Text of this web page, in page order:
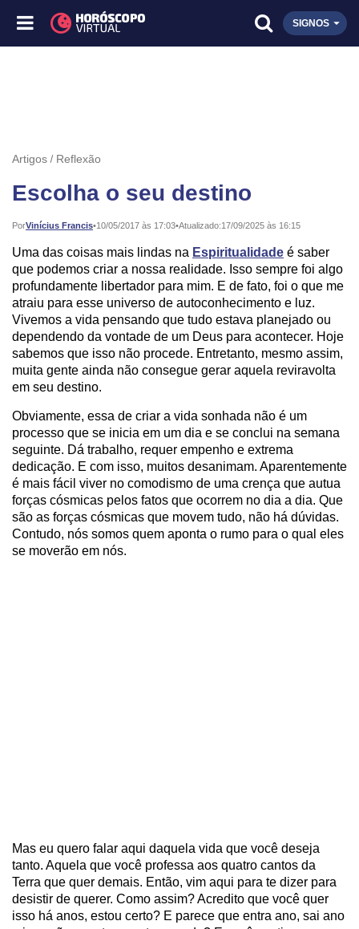
SIGNOS
Artigos Reflexão
Escolha o seu destino
PorVinícius Francis•
Publicado: 10/05/2017 às 17:03•Atualizado:17/09/2025 às 16:15
Uma das coisas mais lindas na Espiritualidade é saber
que podemos criar a nossa realidade. Isso sempre foi algo
profundamente libertador para mim. E de fato, foi o que me
atraiu para esse universo de autoconhecimento e luz.
Vivemos a vida pensando que tudo estava planejado ou
dependendo da vontade de um Deus para acontecer. Hoje
sabemos que isso não procede. Entretanto, mesmo assim,
muita gente ainda não consegue gerar aquela reviravolta
em seu destino.
Obviamente, essa de criar a vida sonhada não é um
processo que se inicia em um dia e se conclui na semana
seguinte. Dá trabalho, requer empenho e extrema
dedicação. E com isso, muitos desanimam. Aparentemente
é mais fácil viver no comodismo de uma crença que autua
forças cósmicas pelos fatos que ocorrem no dia a dia. Que
são as forças cósmicas que movem tudo, não há dúvidas.
Contudo, nós somos quem aponta o rumo para o qual eles
se moverão em nós.
Mas eu quero falar aqui daquela vida que você deseja
tanto. Aquela que você professa aos quatro cantos da
Terra que quer demais. Então, vim aqui para te dizer para
desistir de querer. Como assim? Acredito que você quer
isso há anos, estou certo? E parece que entra ano, sai ano